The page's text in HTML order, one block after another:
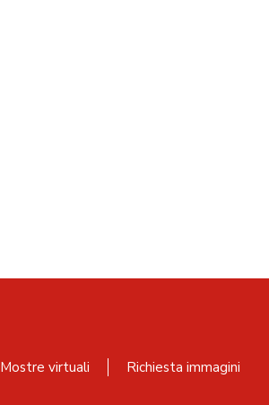
Mostre virtuali Richiesta immagini